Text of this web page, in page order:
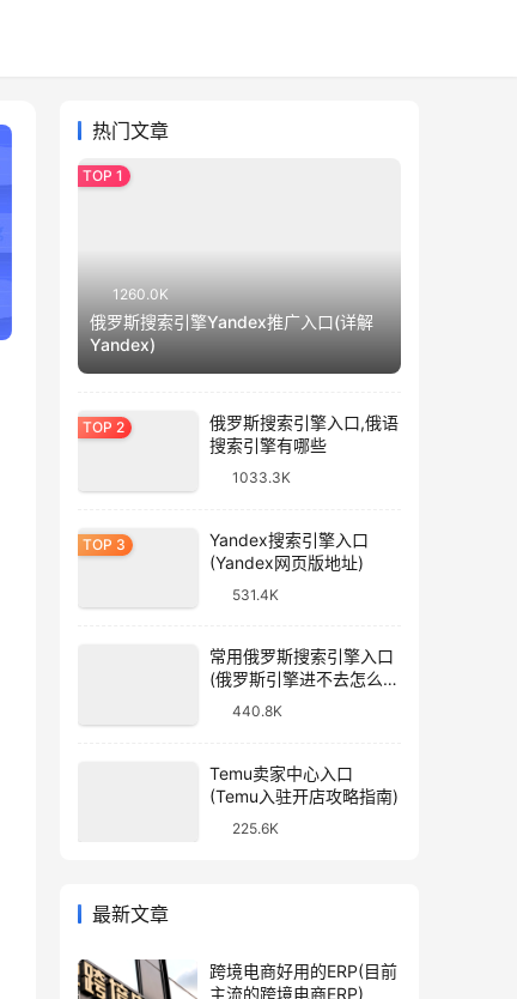
热门文章
1260.0K
俄罗斯搜索引擎Yandex推广入口(详解
Yandex)
俄罗斯搜索引擎入口,俄语
搜索引擎有哪些
1033.3K
Yandex搜索引擎入口
(Yandex网页版地址)
531.4K
常用俄罗斯搜索引擎入口
(俄罗斯引擎进不去怎么
440.8K
Temu卖家中心入口
(Temu入驻开店攻略指南)
225.6K
最新文章
跨境电商好用的ERP(目前
主流的跨境电商ERP)